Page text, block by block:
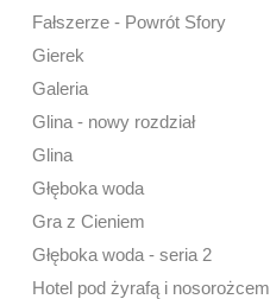
Fałszerze - Powrót Sfory
Gierek
Galeria
Glina - nowy rozdział
Glina
Głęboka woda
Gra z Cieniem
Głęboka woda - seria 2
Hotel pod żyrafą i nosorożcem